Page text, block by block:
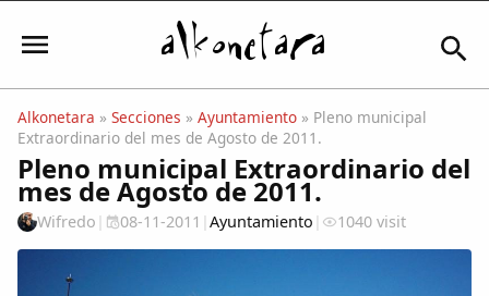
Iniciar sesión
Mi Cuenta
Alkonetara » Secciones » Ayuntamiento » Pleno municipal
Extraordinario del mes de Agosto de 2011.
Pleno municipal Extraordinario del
mes de Agosto de 2011.
Wifredo | 08-11-2011 | Ayuntamiento | 1040 visit